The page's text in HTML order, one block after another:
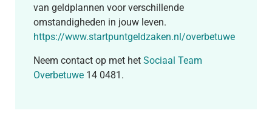
van geldplannen voor verschillende
omstandigheden in jouw leven.
https://www.startpuntgeldzaken.nl/overbetuwe
Neem contact op met het Sociaal Team
Overbetuwe 14 0481.